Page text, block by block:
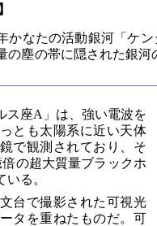
かなたの活動銀河「ケ
の塵の帯に隠された銀
ス座A」は、強い電波を
とも太陽系に近い天体
で観測されており、そ
の超大質量ブラックホ
る。
台で撮影された可視光
タを重ねたものだ。可